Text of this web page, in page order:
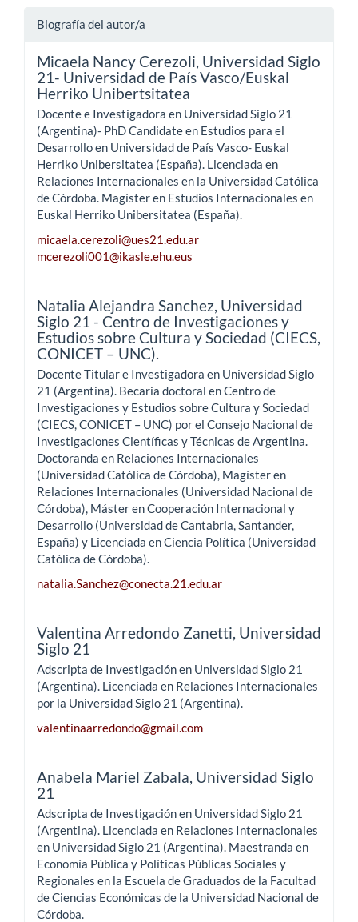
Biografía del autor/a
Micaela Nancy Cerezoli, Universidad Siglo
21- Universidad de País Vasco/Euskal
Herriko Unibertsitatea
Docente e Investigadora en Universidad Siglo 21
(Argentina)- PhD Candidate en Estudios para el
Desarrollo en Universidad de País Vasco- Euskal
Herriko Unibersitatea (España). Licenciada en
Relaciones Internacionales en la Universidad Católica
de Córdoba. Magíster en Estudios Internacionales en
Euskal Herriko Unibersitatea (España).
micaela.cerezoli@ues21.edu.ar
mcerezoli001@ikasle.ehu.eus
Natalia Alejandra Sanchez, Universidad
Siglo 21 - Centro de Investigaciones y
Estudios sobre Cultura y Sociedad (CIECS,
CONICET – UNC).
Docente Titular e Investigadora en Universidad Siglo
21 (Argentina). Becaria doctoral en Centro de
Investigaciones y Estudios sobre Cultura y Sociedad
(CIECS, CONICET – UNC) por el Consejo Nacional de
Investigaciones Científicas y Técnicas de Argentina.
Doctoranda en Relaciones Internacionales
(Universidad Católica de Córdoba), Magíster en
Relaciones Internacionales (Universidad Nacional de
Córdoba), Máster en Cooperación Internacional y
Desarrollo (Universidad de Cantabria, Santander,
España) y Licenciada en Ciencia Política (Universidad
Católica de Córdoba).
natalia.Sanchez@conecta.21.edu.ar
Valentina Arredondo Zanetti, Universidad
Siglo 21
Adscripta de Investigación en Universidad Siglo 21
(Argentina). Licenciada en Relaciones Internacionales
por la Universidad Siglo 21 (Argentina).
valentinaarredondo@gmail.com
Anabela Mariel Zabala, Universidad Siglo
21
Adscripta de Investigación en Universidad Siglo 21
(Argentina). Licenciada en Relaciones Internacionales
en Universidad Siglo 21 (Argentina). Maestranda en
Economía Pública y Políticas Públicas Sociales y
Regionales en la Escuela de Graduados de la Facultad
de Ciencias Económicas de la Universidad Nacional de
Córdoba.